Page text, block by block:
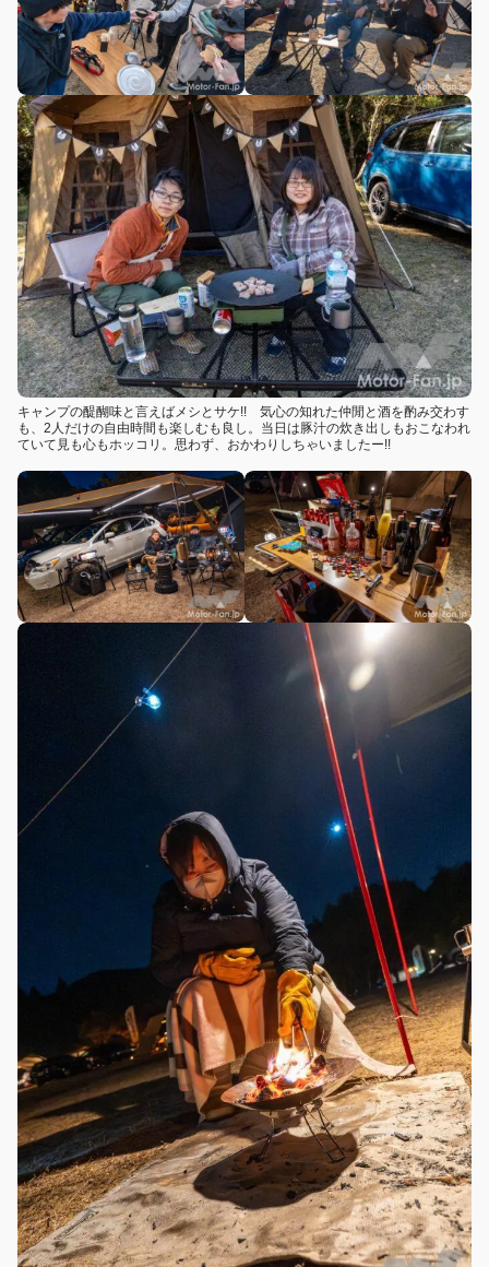
キャンプの醍醐味と言えばメシとサケ!! 気心の知れた仲閒と酒を酌み交わす
も、2人だけの自由時間も楽しむも良し。当日は豚汁の炊き出しもおこなわれ
ていて見も心もホッコリ。思わず、おかわりしちゃいましたー!!